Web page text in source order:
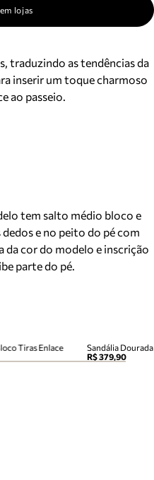
lojas
traduzindo as tendências da
inserir um toque charmoso
ao passeio.
tem salto médio bloco e
e no peito do pé com
da cor do modelo e inscrição
parte do pé.
Tiras Enlace
R$ 379,90